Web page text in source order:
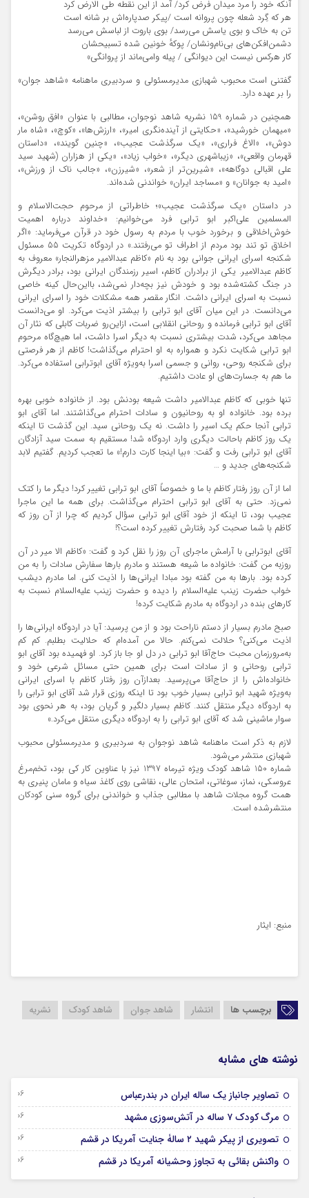
آنکه خود را مرد میدان فرض کرد/ آمد از این نقطه طی الارض کرد
هر که گِرد شعله چون پروانه است /پیکر صدپاره‌اش بر شانه است
تن به خاک و بوی یاسش می‌رسد/ بوی باروت از لباسش می‌رسد
دشمن‌افکن‌های بی‌نام‌ونشان/ پوکهٔ خونین شده تسبیحشان
کار هرکس نیست این دیوانگی / پیله وا‌می‌ماند از پروانگی»
گفتنی است محبوب شهبازی مدیرمسئولی و سردبیری ماهنامه «شاهد جوان»
را بر عهده دارد.
همچنین در شماره 159 نشریه شاهد نوجوان، مطالبی با عنوان «افق روشن»،
«میهمان خورشید»، «حکایتی از آینده‌نگری امیر»، «ارزش‌ها»، «کوچ»، «شاه مار
دوش»، «الاغ فراری»، «یک سرگذشت عجیب»، «چنین گویند»، «داستان
قهرمان واقعی»، «زیباشهری دیگر»، «خواب زیاد»، «یکی از هزاران (شهید سید
علی اقبالی دوگاهه»، «شیرین‌تر از شعر»، «شیرزن»، «جالب ناک از ورزش»،
«امید به جوانان» و «مساجد ایران» خواندنی شده‌اند.
در داستان «یک سرگذشت عجیب»؛ خاطراتی از مرحوم حجت‌الاسلام و
المسلمین علی‌اکبر ابو ترابی فرد می‌خوانیم: «خداوند درباره اهمیت
خوش‌اخلاقی و برخورد خوب با مردم به رسول خود در قرآن می‌فرماید: «اگر
اخلاق تو تند بود مردم از اطراف تو می‌رفتند.» در اردوگاه تکریت 55 مسئول
شکنجه اسرای ایرانی جوانی بود به نام «کاظم عبدالامیر مزهرالنجار» معروف به
کاظم عبدالامیر. یکی از برادران کاظم، اسیر رزمندگان ایرانی بود، برادر دیگرش
در جنگ کشته‌شده بود و خودش نیز بچه‌دار نمی‌شد، بااین‌حال کینه خاصی
نسبت به اسرای ایرانی داشت. انگار مقصر همه مشکلات خود را اسرای ایرانی
می‌دانست. در این میان آقای ابو ترابی را بیشتر اذیت می‌کرد. او می‌دانست
آقای ابو ترابی فرمانده و روحانی انقلابی است، ازاین‌رو ضربات کابلی که نثار آن
مجاهد می‌کرد، شدت بیشتری نسبت به دیگر اسرا داشت، اما هیچ‌گاه مرحوم
ابو ترابی شکایت نکرد و همواره به او احترام می‌گذاشت! کاظم از هر فرصتی
برای شکنجه روحی، روانی و جسمی اسرا به‌ویژه آقای ابوترابی استفاده می‌کرد.
ما هم به جسارت‌های او عادت داشتیم.
تنها خوبی که کاظم عبدالامیر داشت شیعه بودنش بود. از خانواده خوبی بهره
برده بود. خانواده او به روحانیون و سادات احترام می‌گذاشتند. اما آقای ابو
ترابی آنجا حکم یک اسیر را داشت. نه یک روحانی سید. این گذشت تا اینکه
یک روز کاظم باحالت دیگری وارد اردوگاه شد! مستقیم به سمت سید آزادگان
آقای ابو ترابی رفت و گفت: «بیا اینجا کارت دارم!» ما تعجب کردیم. گفتیم لابد
شکنجه‌های جدید و …
اما از آن روز رفتار کاظم با ما و خصوصاً آقای ابو ترابی تغییر کرد! دیگر ما را کتک
نمی‌زد. حتی به آقای ابو ترابی احترام می‌گذاشت. برای همه ما این ماجرا
عجیب بود، تا اینکه از خود آقای ابو ترابی سؤال کردیم که چرا از آن روز که
کاظم با شما صحبت کرد رفتارش تغییر کرده است؟!
آقای ابوترابی با آرامش ماجرای آن روز را نقل کرد و گفت: «کاظم الا میر در آن
روزبه من گفت: خانواده ما شیعه هستند و مادرم بارها سفارش سادات را به من
کرده بود. بارها به من گفته بود مبادا ایرانی‌ها را اذیت کنی. اما مادرم دیشب
خواب حضرت زینب علیه‌السلام را دیده و حضرت زینب علیه‌السلام نسبت به
کارهای بنده در اردوگاه به مادرم شکایت کرده!
صبح مادرم بسیار از دستم ناراحت بود و از من پرسید: آیا در اردوگاه ایرانی‌ها را
اذیت می‌کنی؟ حلالت نمی‌کنم. حالا من آمده‌ام که حلالیت بطلبم. کم کم
به‌مرورزمان محبت حاج‌آقا ابو ترابی در دل او جا باز کرد. او فهمیده بود آقای ابو
ترابی روحانی و از سادات است برای همین حتی مسائل شرعی خود و
خانواده‌اش را از حاج‌آقا می‌پرسید. بعدازآن روز رفتار کاظم با اسرای ایرانی
به‌ویژه شهید ابو ترابی بسیار خوب بود تا اینکه روزی قرار شد آقای ابو ترابی را
به اردوگاه دیگر منتقل کنند. کاظم بسیار دلگیر و گریان بود، به هر نحوی بود
سوار ماشینی شد که آقای ابو ترابی را به اردوگاه دیگری منتقل می‌کرد.»
لازم به ذکر است ماهنامه شاهد نوجوان به سردبیری و مدیرمسئولی محبوب
شهبازی منتشر می‌شود.
شماره 150 شاهد کودک ویژه تیرماه 1397 نیز با عناوین کار کی بود، تخم‌مرغ
عروسکی، نماز، سوغاتی، امتحان عالی، نقاشی روی کاغذ سیاه و مامان پنیری به
همت گروه مجلات شاهد با مطالبی جذاب و خواندنی برای گروه سنی کودکان
منتشرشده است.
منبع:‌ ایثار
برچسب ها انتشار شاهد جوان شاهد کودک نشریه
نوشته های مشابه
تصاویر جانباز یک ساله ایران در بندرعباس 06 آگوست 2026
مرگ کودک ۷ ساله در آتش‌سوزی مشهد 06 آگوست 2026
تصویری از پیکر شهید ۲ سالۀ جنایت آمریکا در قشم 06 آگوست 2026
واکنش بقائی به تجاوز وحشیانه آمریکا در قشم 06 آگوست 2026